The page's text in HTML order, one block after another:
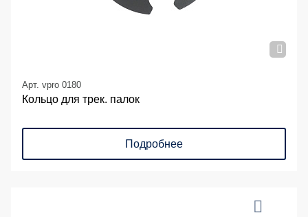
Арт. vpro 0180
Кольцо для трек. палок
Подробнее